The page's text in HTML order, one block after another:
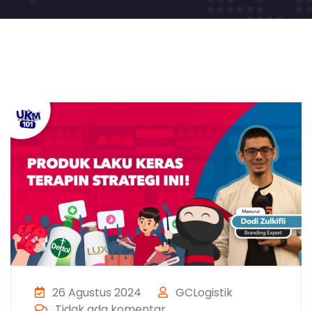
26 Agustus 2024
GCLogistik